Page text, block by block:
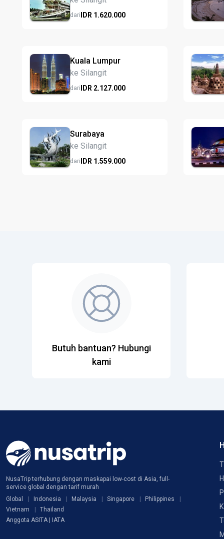
dariIDR 1.620.000
Kuala Lumpur
ke Silangit
dariIDR 2.127.000
Surabaya
ke Silangit
dariIDR 1.559.000
Butuh bantuan? Hubungi
kami
NusaTrip terhubung dengan maskapai low-cost di Asia, full-
service global dengan tarif murah
Global
Indonesia Malaysia Singapore
Philippines
Vietnam
Thailand
Anggota ASITA | IATA